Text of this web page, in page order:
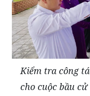
Kiểm tra công
cho cuộc bầu